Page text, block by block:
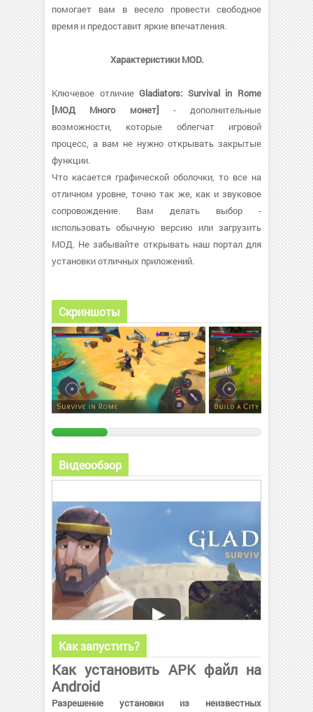
помогает вам в весело провести свободное
время и предоставит яркие впечатления.
Характеристики MOD.
Ключевое отличиеGladiators: Survival in Rome
[МОД Много монет] - дополнительные
возможности, которые облегчат игровой
процесс, а вам не нужно открывать закрытые
функции.
Что касается графической оболочки, то все на
отличном уровне, точно так же, как и звуковое
сопровождение. Вам делать выбор -
использовать обычную версию или загрузить
МОД. Не забывайте открывать наш портал для
установки отличных приложений.
Скриншоты
Видеообзор
Как запустить?
Как установить APK файл на
Android
Разрешение установки из неизвестных